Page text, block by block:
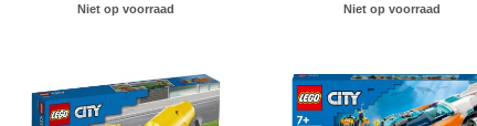
Niet op voorraad Niet op voorraad